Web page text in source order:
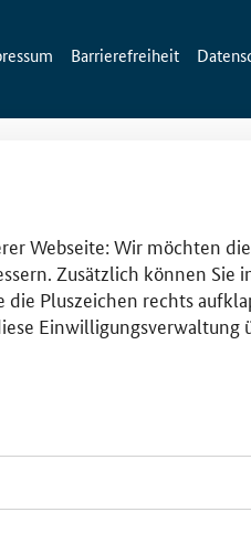
Barrierefreiheit
Webseite: Wir möchten
Zusätzlich können Sie
Pluszeichen rechts
Einwilligungsverwaltung